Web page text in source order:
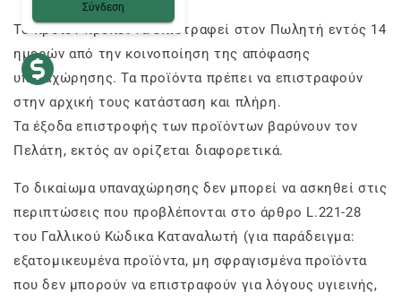
Το προϊόν πρέπει να επιστραφεί στον Πωλητή εντός 14
ημερών από την κοινοποίηση της απόφασης
υπαναχώρησης. Τα προϊόντα πρέπει να επιστραφούν
στην αρχική τους κατάσταση και πλήρη.
Τα έξοδα επιστροφής των προϊόντων βαρύνουν τον
Πελάτη, εκτός αν ορίζεται διαφορετικά.
Το δικαίωμα υπαναχώρησης δεν μπορεί να ασκηθεί στις
περιπτώσεις που προβλέπονται στο άρθρο L.221-28
του Γαλλικού Κώδικα Καταναλωτή (για παράδειγμα:
εξατομικευμένα προϊόντα, μη σφραγισμένα προϊόντα
που δεν μπορούν να επιστραφούν για λόγους υγιεινής,
Σύνδεση